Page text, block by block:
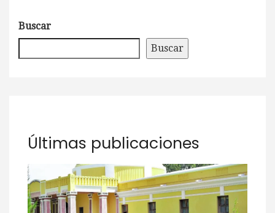
Buscar
Buscar
Últimas publicaciones